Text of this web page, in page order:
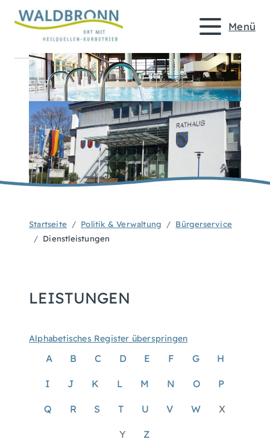
Menü
Startseite Politik & Verwaltung
Bürgerservice
Dienstleistungen
LEISTUNGEN
Alphabetisches Register überspringen
A B C D E F G H
I J K L M N O P
Q R S T U V W X
Y Z